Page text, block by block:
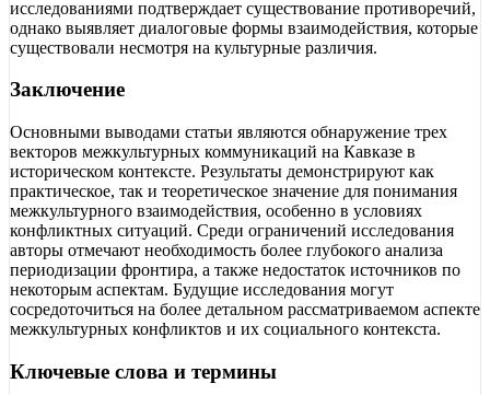
исследованиями подтверждает существование противоречий,
однако выявляет диалоговые формы взаимодействия, которые
существовали несмотря на культурные различия.
Заключение
Основными выводами статьи являются обнаружение трех
векторов межкультурных коммуникаций на Кавказе в
историческом контексте. Результаты демонстрируют как
практическое, так и теоретическое значение для понимания
межкультурного взаимодействия, особенно в условиях
конфликтных ситуаций. Среди ограничений исследования
авторы отмечают необходимость более глубокого анализа
периодизации фронтира, а также недостаток источников по
некоторым аспектам. Будущие исследования могут
сосредоточиться на более детальном рассматриваемом аспекте
межкультурных конфликтов и их социального контекста.
Ключевые слова и термины